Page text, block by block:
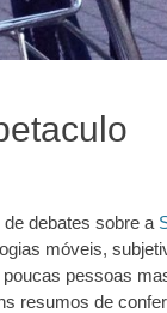
debates sobre a
móveis,
pessoas
resumos de